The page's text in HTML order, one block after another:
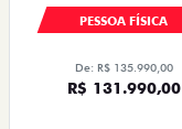
PESSOA FÍSICA
De: R$ 135.990,00
R$ 131.990,00